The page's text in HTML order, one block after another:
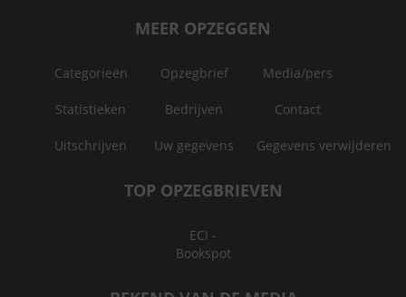
MEER OPZEGGEN
Categorieën Opzegbrief Media/pers
Statistieken Bedrijven Contact
Uitschrijven Uw gegevens Gegevens verwijderen
TOP OPZEGBRIEVEN
ECI -
Bookspot